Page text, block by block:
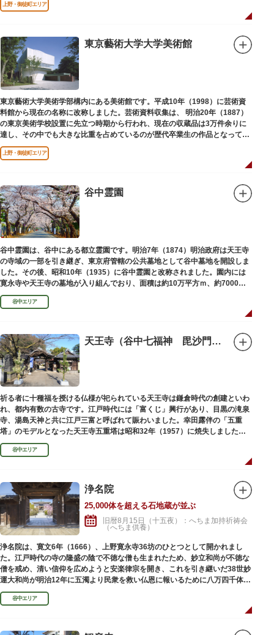
上野・御徒町エリア
東京藝術大学大学美術館
東京藝術大学美術学部構内にある美術館です。平成10年（1998）に芸術資
料館から現在の名称に改称しました。芸術資料収集は、 明治20年（1887）
の東京美術学校設置に先立つ時期から行われ、現在の収蔵品は3万件余りに
達し、その中でも大きな比重を占めているのが歴代卒業生の作品となってい
ます。
上野・御徒町エリア
谷中霊園
谷中霊園は、谷中にある都立霊園です。明治7年（1874）明治政府は天王寺
の寺域の一部を引き継ぎ、東京府管轄の公共墓地として谷中墓地を開設しま
した。その後、昭和10年（1935）に谷中霊園と改称されました。園内には
寛永寺や天王寺の墓地が入り組んでおり、面積は約10万平方ｍ、約7000基
の墓が並んでいます。園内を通る「さくら通り」は桜の名所となっていま
す。谷中エリア
天王寺（谷中七福神 毘沙門天）
祈る者に十種福を授ける仏様が祀られている天王寺は鎌倉時代の創建といわ
れ、都内有数の古寺です。江戸時代には「富くじ」興行があり、目黒の滝泉
寺、湯島天神と共に江戸三富と呼ばれて賑わいました。幸田露伴の「五重
塔」のモデルとなった天王寺五重塔は昭和32年（1957）に焼失しました
が、その跡地は今も谷中霊園に残っています。
谷中エリア
浄名院
25,000体を超える石地蔵が並ぶ
旧暦8月15日（十五夜）：へちま加持祈祷会
（へちま供養）
浄名院は、寛文6年（1666）、上野寛永寺36坊のひとつとして開かれまし
た。江戸時代の寺の隆盛の陰で不徳な僧も生まれたため、妙立和尚が不徳な
僧を戒め、清い信仰を広めようと安楽律宗を開き、これを引き継いだ38世妙
運大和尚が明治12年に五濁より民衆を救い仏恩に報いるために八万四千体の
石地蔵建立を発願しました。現在では2万５千体を超える像が造立されてい
ます。谷中エリア